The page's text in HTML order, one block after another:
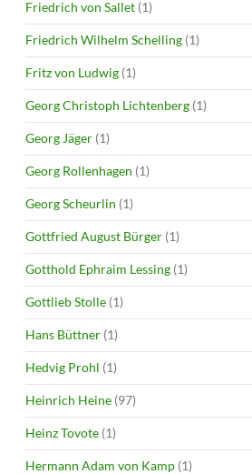
Friedrich von Sallet (1)
Friedrich Wilhelm Schelling (1)
Fritz von Ludwig (1)
Georg Christoph Lichtenberg (1)
Georg Jäger (1)
Georg Rollenhagen (1)
Georg Scheurlin (1)
Gottfried August Bürger (1)
Gotthold Ephraim Lessing (1)
Gottlieb Stolle (1)
Hans Büttner (1)
Hedvig Prohl (1)
Heinrich Heine (97)
Heinz Tovote (1)
Hermann Adam von Kamp (1)